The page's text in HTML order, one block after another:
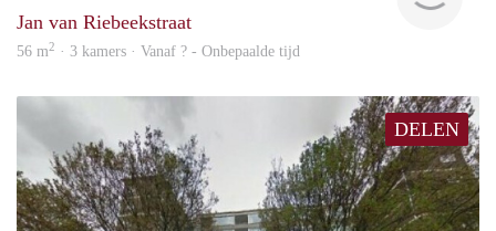
Jan van Riebeekstraat
56 m2 · 3 kamers · Vanaf ? - Onbepaalde tijd
DELEN